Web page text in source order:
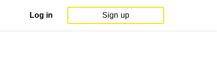
Log in Sign up